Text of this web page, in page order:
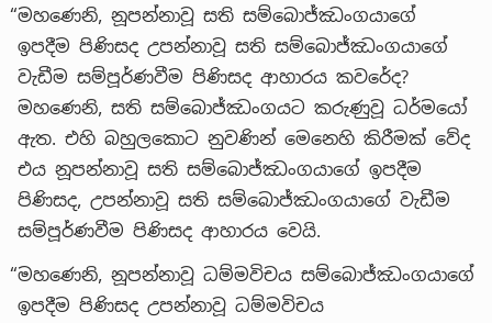
“මහණෙනි, නූපන්නාවූ සති සම්බොජ්ඣංගයාගේ
ඉපදීම පිණිසද උපන්නාවූ සති සම්බොජ්ඣංගයාගේ
වැඩීම සම්පූර්ණවීම පිණිසද ආහාරය කවරේද?
මහණෙනි, සති සම්බොජ්ඣංගයට කරුණුවූ ධර්මයෝ
ඇත. එහි බහුලකොට නුවණින් මෙනෙහි කිරීමක් වේද
එය නූපන්නාවූ සති සම්බොජ්ඣංගයාගේ ඉපදීම
පිණිසද, උපන්නාවූ සති සම්බොජ්ඣංගයාගේ වැඩීම
සම්පූර්ණවීම පිණිසද ආහාරය වෙයි.
“මහණෙනි, නූපන්නාවූ ධම්මවිචය සම්බොජ්ඣංගයාගේ
ඉපදීම පිණිසද උපන්නාවූ ධම්මවිචය